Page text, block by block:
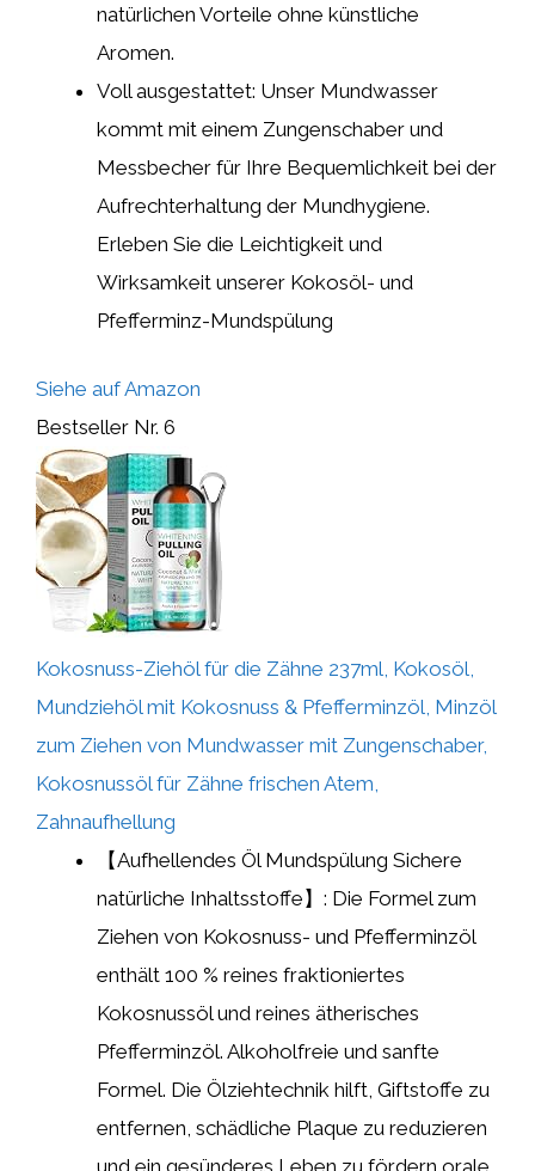
natürlichen Vorteile ohne künstliche
Aromen.
Voll ausgestattet: Unser Mundwasser
kommt mit einem Zungenschaber und
Messbecher für Ihre Bequemlichkeit bei der
Aufrechterhaltung der Mundhygiene.
Erleben Sie die Leichtigkeit und
Wirksamkeit unserer Kokosöl- und
Pfefferminz-Mundspülung
Siehe auf Amazon
Bestseller Nr. 6
Kokosnuss-Ziehöl für die Zähne 237ml, Kokosöl,
Mundziehöl mit Kokosnuss & Pfefferminzöl, Minzöl
zum Ziehen von Mundwasser mit Zungenschaber,
Kokosnussöl für Zähne frischen Atem,
Zahnaufhellung
【Aufhellendes Öl Mundspülung Sichere
natürliche Inhaltsstoffe】: Die Formel zum
Ziehen von Kokosnuss- und Pfefferminzöl
enthält 100 % reines fraktioniertes
Kokosnussöl und reines ätherisches
Pfefferminzöl. Alkoholfreie und sanfte
Formel. Die Ölziehtechnik hilft, Giftstoffe zu
entfernen, schädliche Plaque zu reduzieren
und ein gesünderes Leben zu fördern orale